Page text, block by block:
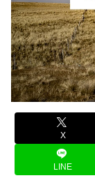
X
LINE